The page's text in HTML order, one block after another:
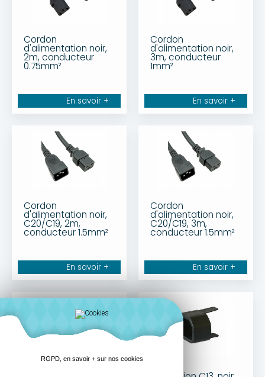
Cordon
d'alimentation noir,
2m, conducteur
0.75mm²
En savoir +
Cordon
d'alimentation noir,
3m, conducteur
1mm²
En savoir +
Cordon
d'alimentation noir,
C20/C19, 2m,
conducteur 1.5mm²
En savoir +
Cordon
d'alimentation noir,
C20/C19, 3m,
conducteur 1.5mm²
En savoir +
RGPD, en savoir + sur nos cookies